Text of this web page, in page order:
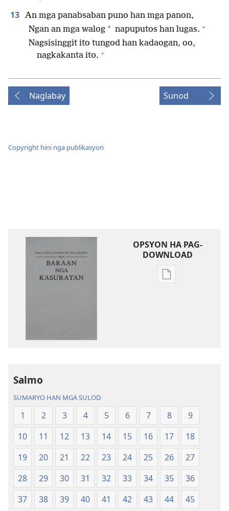
13 An mga panabsaban puno han mga panon,
Ngan an mga walog * napuputos han lugas. +
Nagsisinggit ito tungod han kadaogan, oo,
nagkakanta ito. +
Naglabay Sunod
Copyright hini nga publikasyon
OPSYON HA PAG-
DOWNLOAD
Opsyon
nga
Kalibotan
nga
Hubad
han
Baraan
nga
Kasuratan
Salmo
SUMARYO HAN MGA SULOD
1 2 3 4 5 6 7 8
9
10
11 12 13 14 15 16 17
18
19
20 21 22 23 24 25 26
27
28
29 30 31 32 33 34 35
36
37
38 39 40 41 42 43 44
45